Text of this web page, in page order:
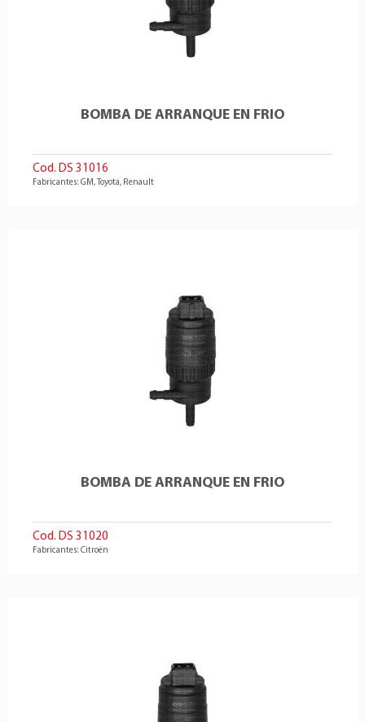
BOMBA DE ARRANQUE EN FRIO
Cod. DS 31016
Fabricantes: GM, Toyota, Renault
BOMBA DE ARRANQUE EN FRIO
Cod. DS 31020
Fabricantes: Citroën